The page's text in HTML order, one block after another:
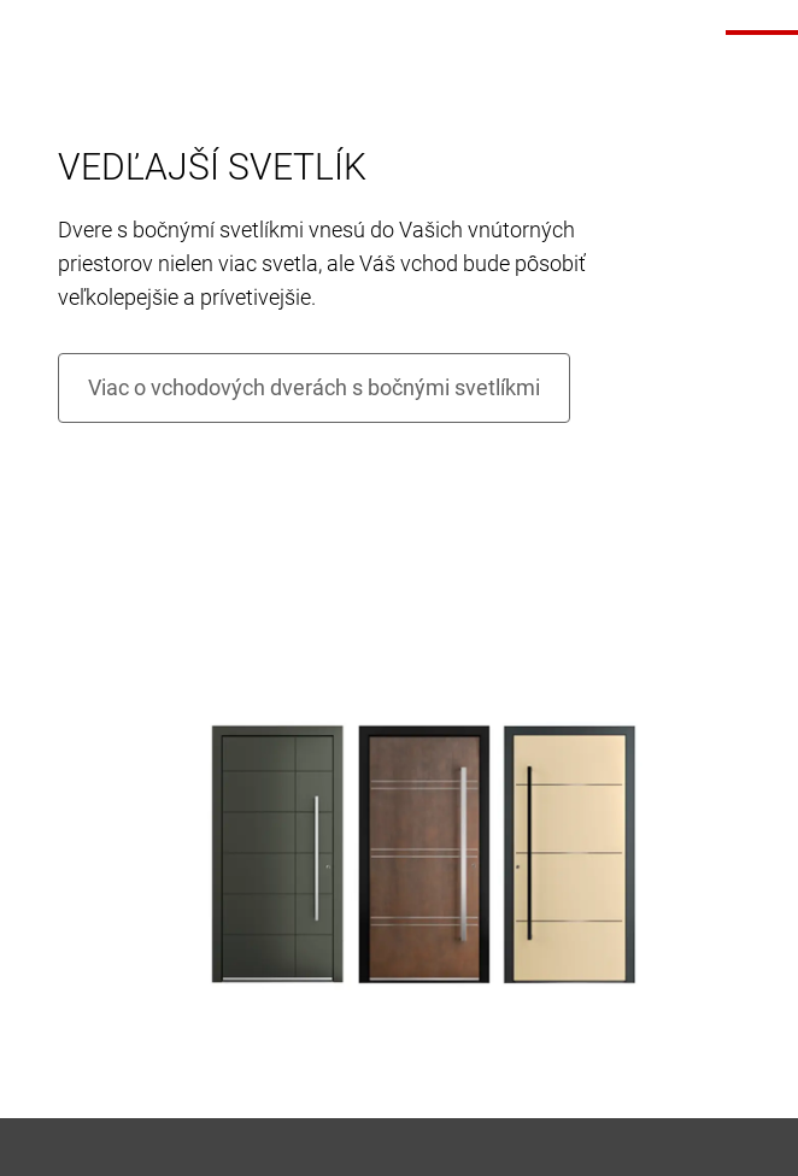
VEDĽAJŠÍ SVETLÍK
Dvere s bočnýmí svetlíkmi vnesú do Vašich vnútorných
priestorov nielen viac svetla, ale Váš vchod bude pôsobiť
veľkolepejšie a prívetivejšie.